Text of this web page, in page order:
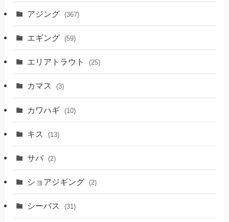
アジング (367)
エギング (59)
エリアトラウト (25)
カマス (3)
カワハギ (10)
キス (13)
サバ (2)
ショアジギング (2)
シーバス (31)